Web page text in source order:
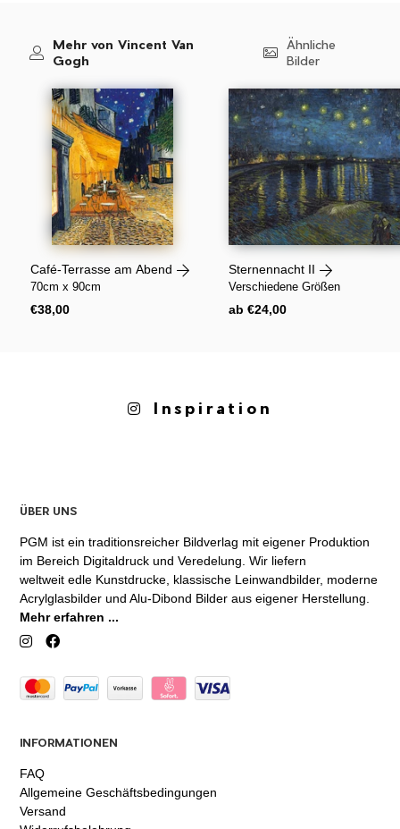
Mehr von Vincent Van
Gogh
Ähnliche
Bilder
Café-Terrasse am Abend
70cm x 90cm
Normaler
€38,00
Sternennacht II
Verschiedene Größen
Normaler
ab €24,00
Inspiration
ÜBER UNS
PGM ist ein traditionsreicher Bildverlag mit eigener Produktion
im Bereich Digitaldruck und Veredelung. Wir liefern
weltweit edle Kunstdrucke, klassische Leinwandbilder, moderne
Acrylglasbilder und Alu-Dibond Bilder aus eigener Herstellung.
Mehr erfahren ...
INFORMATIONEN
FAQ
Allgemeine Geschäftsbedingungen
Versand